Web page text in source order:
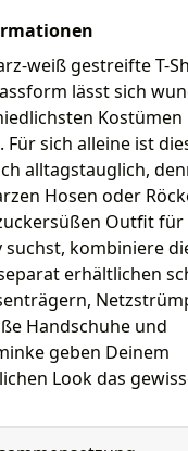
weiß gestreifte T-
lässt sich
Kostümen
sich alleine ist
alltagstauglich,
Hosen oder
Outfit für
kombiniere
erhältlichen
Handschuhe und
geben Deinem
Look das